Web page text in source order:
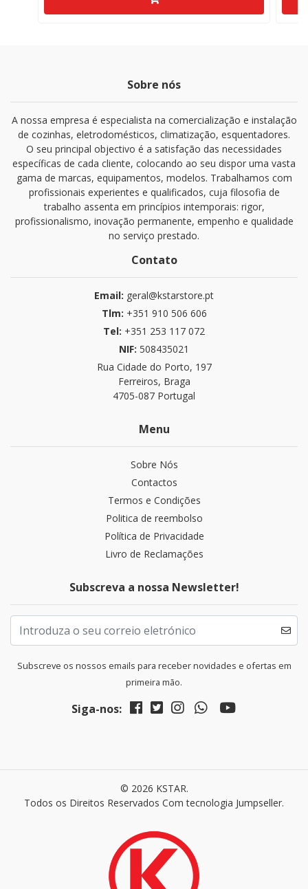
Sobre nós
A nossa empresa é especialista na comercialização e instalação
de cozinhas, eletrodomésticos, climatização, esquentadores.
O seu principal objectivo é a satisfação das necessidades
específicas de cada cliente, colocando ao seu dispor uma vasta
gama de marcas, equipamentos, modelos. Trabalhamos com
profissionais experientes e qualificados, cuja filosofia de
trabalho assenta em princípios intemporais: rigor,
profissionalismo, inovação permanente, empenho e qualidade
no serviço prestado.
Contato
Email: geral@kstarstore.pt
Tlm: +351 910 506 606
Tel: +351 253 117 072
NIF: 508435021
Rua Cidade do Porto, 197
Ferreiros, Braga
4705-087 Portugal
Menu
Sobre Nós
Contactos
Termos e Condições
Politica de reembolso
Política de Privacidade
Livro de Reclamações
Subscreva a nossa Newsletter!
Subscreve os nossos emails para receber novidades e ofertas em
primeira mão.
Siga-nos:
© 2026 KSTAR.
Todos os Direitos Reservados Com tecnologia Jumpseller.